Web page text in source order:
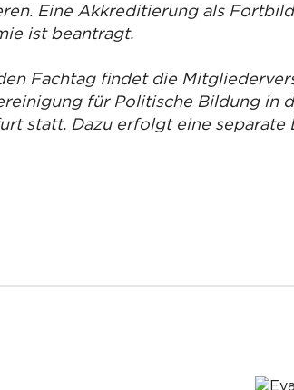
Eine Akkreditierung als
ist beantragt.
Fachtag findet die
für Politische Bildung in
statt. Dazu erfolgt eine separate